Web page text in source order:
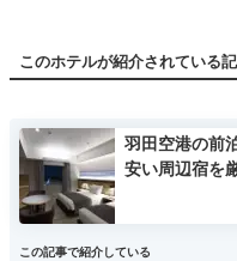
このホテルが紹介されている
羽田空港の前
安い周辺宿を
この記事で紹介している